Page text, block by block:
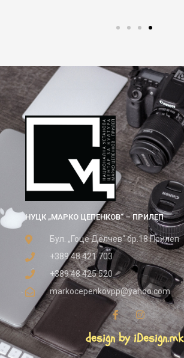
НУЦК „МАРКО ЦЕПЕНКОВ“ – ПРИЛЕП
Бул. „Гоце Делчев“ бр.18 Прилеп
+389 48 421 703
+389 48 425 520
markocepenkovpp@yahoo.com
design by iDesign.mk